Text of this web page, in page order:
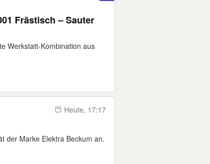
Frästisch – Sauter
Werkstatt-Kombination aus
Heute, 17:17
der Marke Elektra Beckum an.